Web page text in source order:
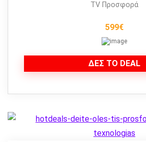
TV Προσφορά
599€
ΔΕΣ ΤΟ DEAL